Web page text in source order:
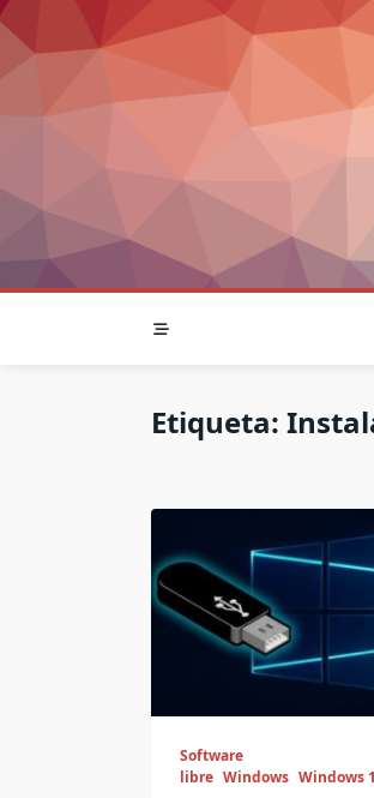
Saltar
al
contenido
Etiqueta:
Software
libre Windows Windows